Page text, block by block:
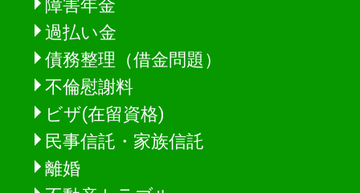
障害年金
過払い金
債務整理（借金問題）
不倫慰謝料
ビザ(在留資格)
民事信託・家族信託
離婚